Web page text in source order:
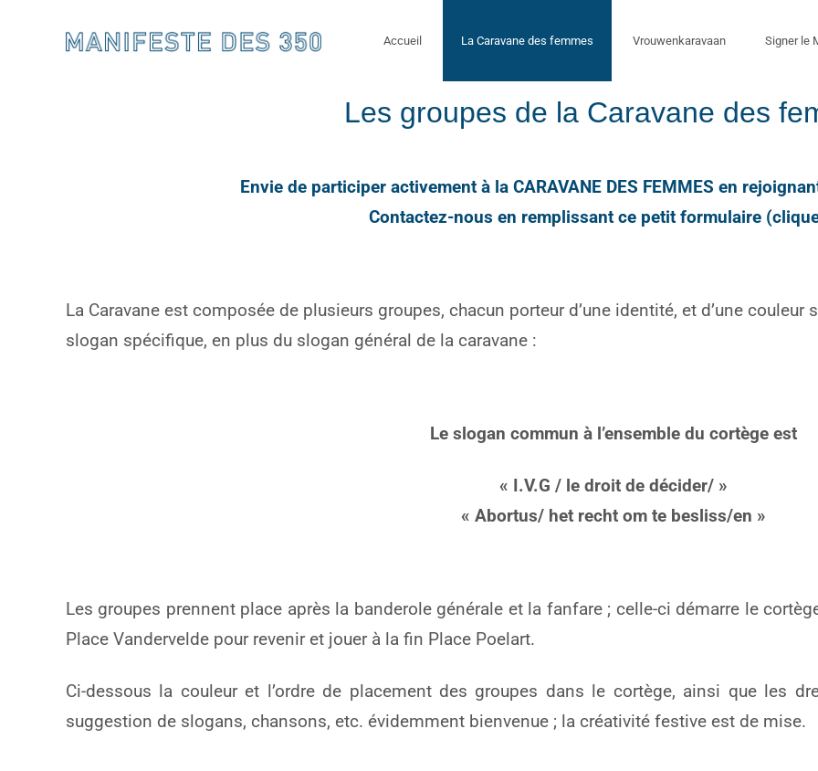
content
Accueil La Caravane des femmes Vrouwenkaravaan Signer le
Les groupes de la Caravane des
Envie de participer activement à la CARAVANE DES FEMMES en
Contactez-nous en remplissant ce petit formulaire
La Caravane est composée de plusieurs groupes, chacun porteur d’une identité, et d’une couleur
slogan spécifique, en plus du slogan général de la caravane :
Le slogan commun à l’ensemble du cortège est
« I.V.G / le droit de décider/ »
« Abortus/ het recht om te besliss/en »
Les groupes prennent place après la banderole générale et la fanfare ; celle-ci démarre le
Place Vandervelde pour revenir et jouer à la fin Place Poelart.
Ci-dessous la couleur et l’ordre de placement des groupes dans le cortège, ainsi que les
suggestion de slogans, chansons, etc. évidemment bienvenue ; la créativité festive est de mise.